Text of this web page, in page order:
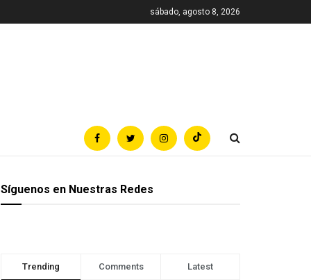
sábado, agosto 8, 2026
Síguenos en Nuestras Redes
Trending Comments Latest